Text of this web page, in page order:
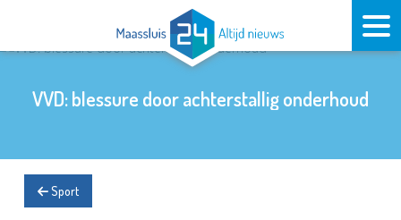
VVD: blessure door achterstallig onderhoud
Sport